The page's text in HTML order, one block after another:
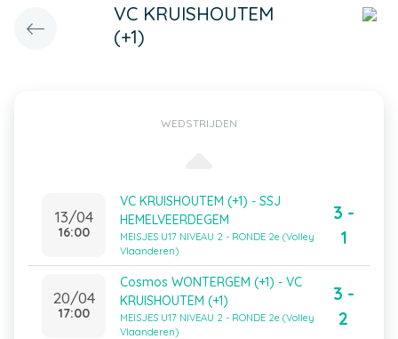
VC KRUISHOUTEM
(+1)
WEDSTRIJDEN
13/04
16:00
VC KRUISHOUTEM (+1) - SSJ
HEMELVEERDEGEM
MEISJES U17 NIVEAU 2 - RONDE 2e (Volley
Vlaanderen)
3 -
1
20/04
17:00
Cosmos WONTERGEM (+1) - VC
KRUISHOUTEM (+1)
MEISJES U17 NIVEAU 2 - RONDE 2e (Volley
Vlaanderen)
3 -
2